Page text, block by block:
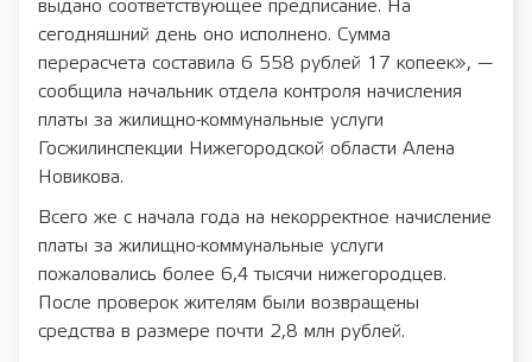
выдано соответствующее предписание. На
сегодняшний день оно исполнено. Сумма
перерасчета составила 6 558 рублей 17 копеек», —
сообщила начальник отдела контроля начисления
платы за жилищно-коммунальные услуги
Госжилинспекции Нижегородской области Алена
Новикова.
Всего же с начала года на некорректное начисление
платы за жилищно-коммунальные услуги
пожаловались более 6,4 тысячи нижегородцев.
После проверок жителям были возвращены
средства в размере почти 2,8 млн рублей.